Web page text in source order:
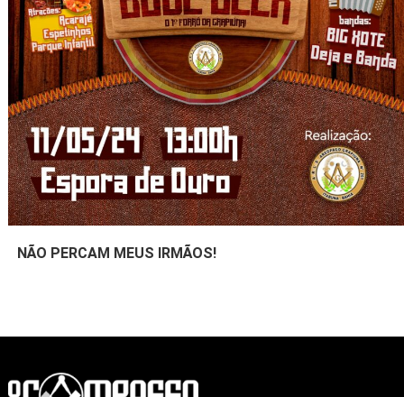
NÃO PERCAM MEUS IRMÃOS!